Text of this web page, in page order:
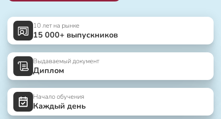
10 лет на рынке
15 000+ выпускников
Выдаваемый документ
Диплом
Начало обучения
Каждый день